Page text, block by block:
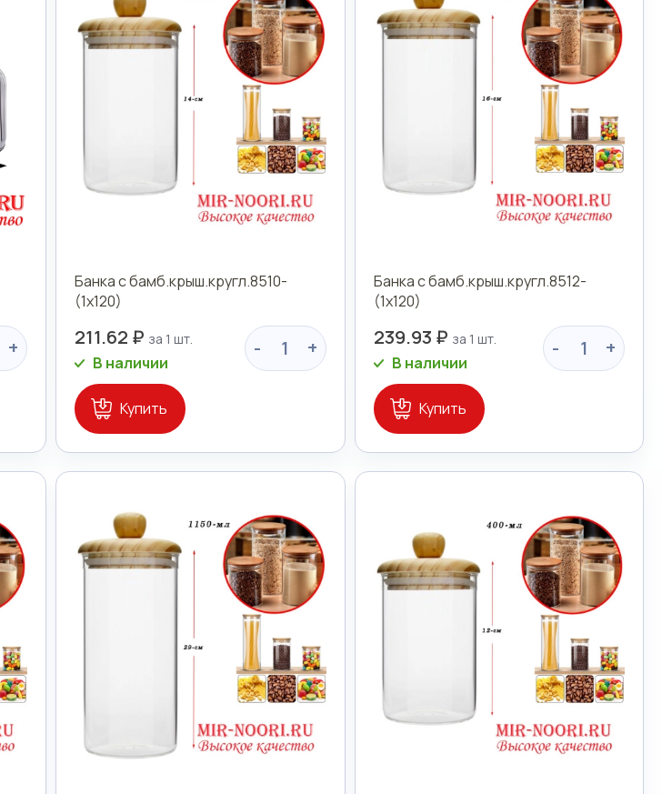
+
Банка с бамб.крыш.кругл.8510-
(1х120)
211.62 ₽ - +
В наличии
Купить
Банка с бамб.крыш.кругл.8512-
(1х120)
239.93 ₽ - +
В наличии
Купить